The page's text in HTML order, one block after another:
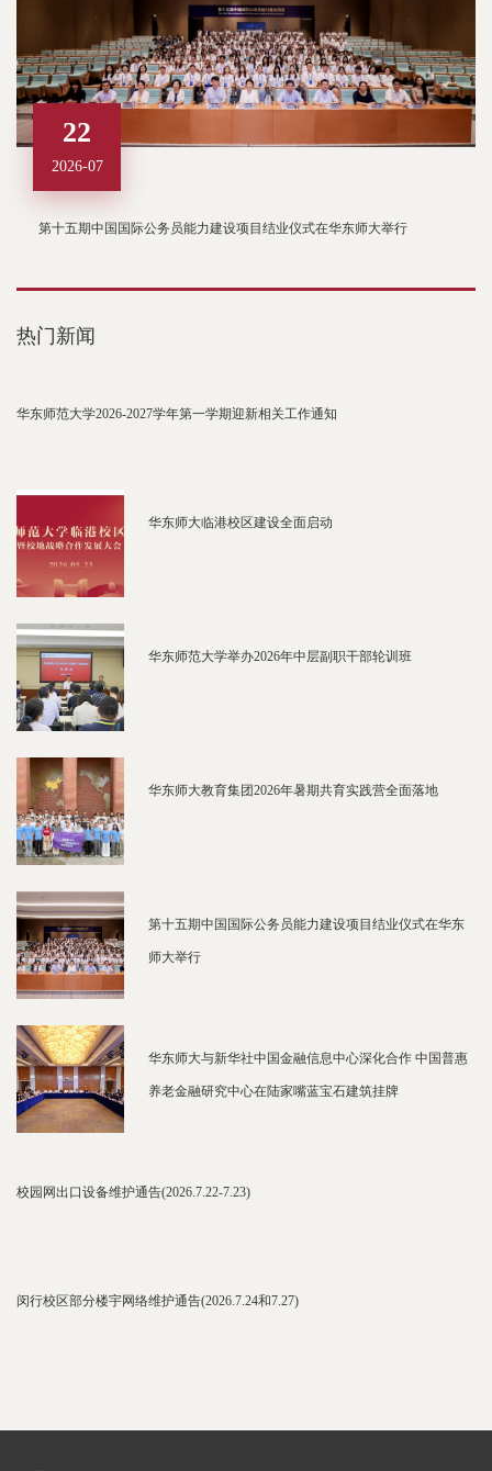
22
2026-07
第十五期中国国际公务员能力建设项目结业仪式在华东师大举行
热门新闻
华东师范大学2026-2027学年第一学期迎新相关工作通知
华东师大临港校区建设全面启动
华东师范大学举办2026年中层副职干部轮训班
华东师大教育集团2026年暑期共育实践营全面落地
第十五期中国国际公务员能力建设项目结业仪式在华东
师大举行
华东师大与新华社中国金融信息中心深化合作 中国普惠
养老金融研究中心在陆家嘴蓝宝石建筑挂牌
校园网出口设备维护通告(2026.7.22-7.23)
闵行校区部分楼宇网络维护通告(2026.7.24和7.27)